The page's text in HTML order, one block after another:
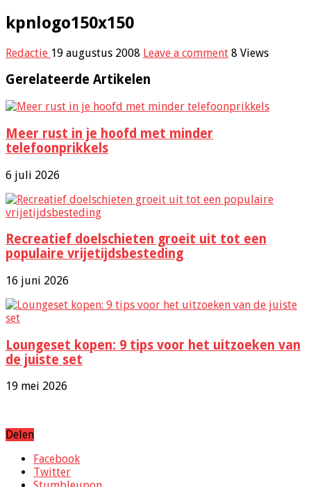
kpnlogo150x150
Redactie 19 augustus 2008 Leave a comment 8 Views
Gerelateerde Artikelen
Meer rust in je hoofd met minder
telefoonprikkels
6 juli 2026
Recreatief doelschieten groeit uit tot een
populaire vrijetijdsbesteding
16 juni 2026
Loungeset kopen: 9 tips voor het uitzoeken van
de juiste set
19 mei 2026
Delen
Facebook
Twitter